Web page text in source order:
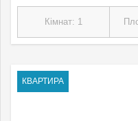
Кімнат: 1
КВАРТИРА